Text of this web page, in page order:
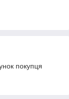
покупця